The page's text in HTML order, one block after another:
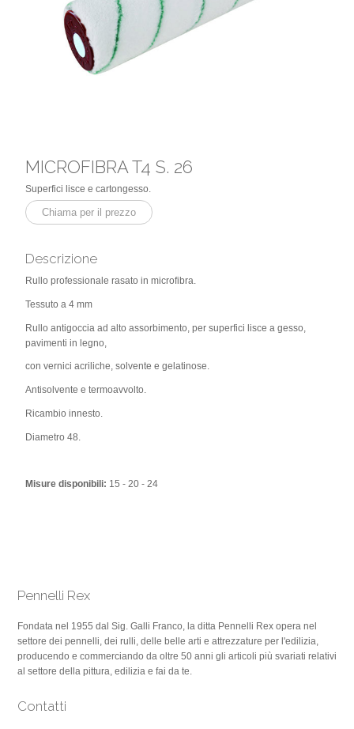
MICROFIBRA T4 S. 26
Superfici lisce e cartongesso.
Chiama per il prezzo
Descrizione
Rullo professionale rasato in microfibra.
Tessuto a 4 mm
Rullo antigoccia ad alto assorbimento, per superfici lisce a gesso,
pavimenti in legno,
con vernici acriliche, solvente e gelatinose.
Antisolvente e termoavvolto.
Ricambio innesto.
Diametro 48.
Misure disponibili: 15 - 20 - 24
Pennelli Rex
Fondata nel 1955 dal Sig. Galli Franco, la ditta Pennelli Rex opera nel
settore dei pennelli, dei rulli, delle belle arti e attrezzature per l'edilizia,
producendo e commerciando da oltre 50 anni gli articoli più svariati relativi
al settore della pittura, edilizia e fai da te.
Contatti